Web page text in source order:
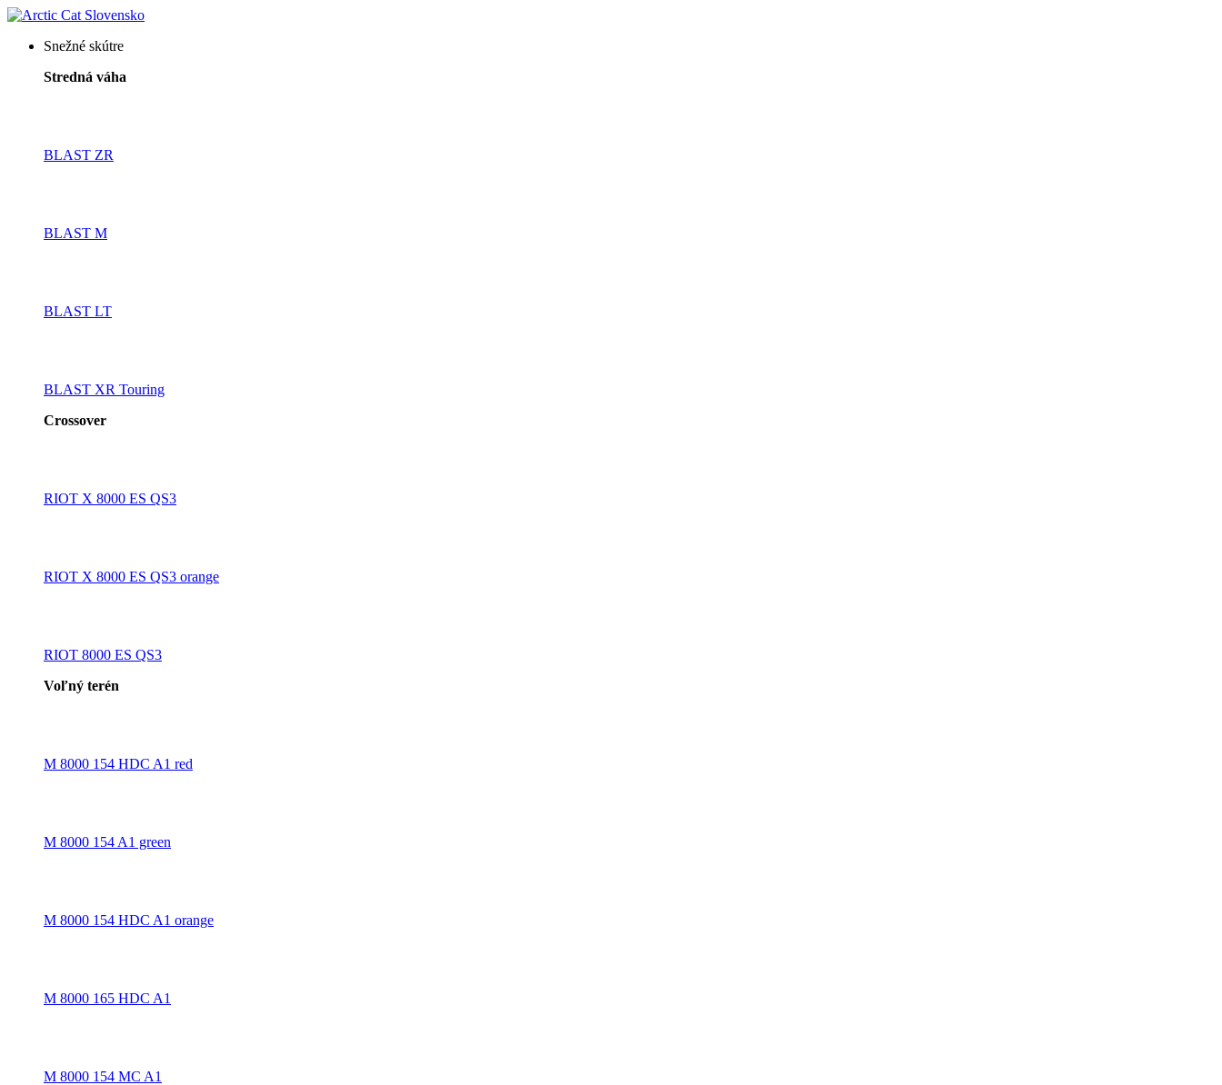
Snežné skútre
Stredná váha
BLAST ZR
BLAST M
BLAST LT
BLAST XR Touring
Crossover
RIOT X 8000 ES QS3
RIOT X 8000 ES QS3 orange
RIOT 8000 ES QS3
Voľný terén
M 8000 154 HDC A1 red
M 8000 154 A1 green
M 8000 154 HDC A1 orange
M 8000 165 HDC A1
M 8000 154 MC A1